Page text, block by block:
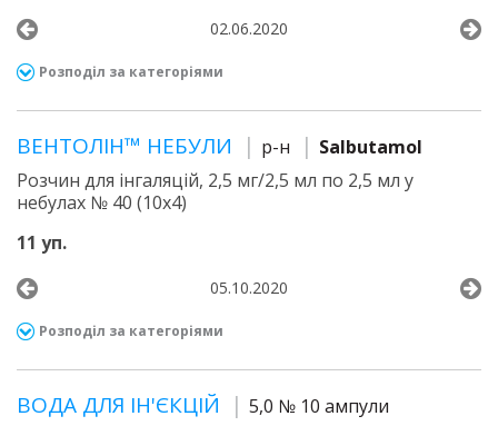
02.06.2020
Розподіл за категоріями
ВЕНТОЛІН™ НЕБУЛИ р-н
Salbutamol
Розчин для інгаляцій, 2,5 мг/2,5 мл по 2,5 мл у
небулах № 40 (10х4)
11 уп.
05.10.2020
Розподіл за категоріями
ВОДА ДЛЯ ІН'ЄКЦІЙ
5,0 № 10 ампули